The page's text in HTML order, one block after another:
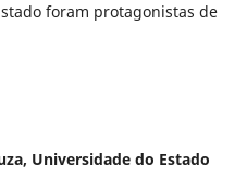
foram protagonistas de
Universidade do Estado